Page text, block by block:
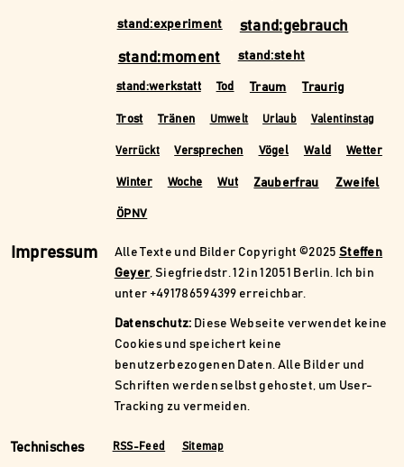
stand:experiment
stand:gebrauch
stand:moment
stand:steht
stand:werkstatt Tod Traum Traurig
Trost Tränen Umwelt Urlaub Valentinstag
Verrückt Versprechen Vögel Wald Wetter
Winter Woche Wut Zauberfrau Zweifel
ÖPNV
Impressum Alle Texte und Bilder Copyright ©2025 Steffen
Geyer, Siegfriedstr. 12 in 12051 Berlin. Ich bin
unter +491786594399 erreichbar.
Datenschutz: Diese Webseite verwendet keine
Cookies und speichert keine
benutzerbezogenen Daten. Alle Bilder und
Schriften werden selbst gehostet, um User-
Tracking zu vermeiden.
Technisches RSS-Feed Sitemap